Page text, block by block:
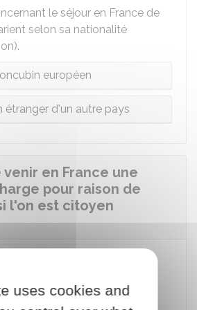
le séjour en France de
selon sa nationalité
européen
étranger d'un autre pays
en France une
pour raison de
l'on est citoyen
le soutien impératif et
uses cookies and